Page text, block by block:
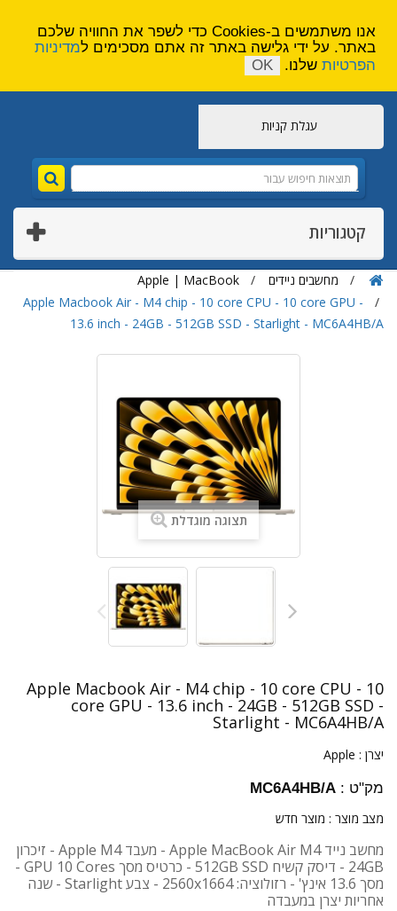
עגלת קניות
קטגוריות
מחשבים ניידים
Apple | MacBook
Apple Macbook Air - M4 chip - 10 core CPU - 10 core GPU -
13.6 inch - 24GB - 512GB SSD - Starlight - MC6A4HB/A
תצוגה מוגדלת
Apple Macbook Air - M4 chip - 10 core CPU - 10
core GPU - 13.6 inch - 24GB - 512GB SSD -
Starlight - MC6A4HB/A
יצרן : Apple
מק"ט : MC6A4HB/A
מצב מוצר : מוצר חדש
מחשב נייד Apple MacBook Air M4 - מעבד Apple M4 - זיכרון
24GB - דיסק קשיח 512GB SSD - כרטיס מסך GPU 10 Cores -
מסך 13.6 אינץ' - רזולוציה: 2560x1664 - צבע Starlight - שנה
אחריות יצרן במעבדה
אנו משתמשים ב-Cookies כדי לשפר את החוויה שלכם
באתר. על ידי גלישה באתר זה אתם מסכימים למדיניות
הפרטיות שלנו. OK